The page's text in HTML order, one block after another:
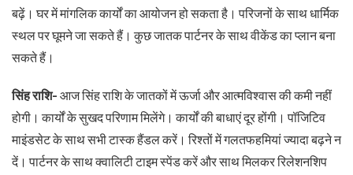
बढ़ें। घर में मांगलिक कार्यों का आयोजन हो सकता है। परिजनों के साथ धार्मिक
स्थल पर घूमने जा सकते हैं। कुछ जातक पार्टनर के साथ वीकेंड का प्लान बना
सकते हैं।
सिंह राशि- आज सिंह राशि के जातकों में ऊर्जा और आत्मविश्वास की कमी नहीं
होगी। कार्यों के सुखद परिणाम मिलेंगे। कार्यों की बाधाएं दूर होंगी। पॉजिटिव
माइंडसेट के साथ सभी टास्क हैंडल करें। रिश्तों में गलतफहमियां ज्यादा बढ़ने न
दें। पार्टनर के साथ क्वालिटी टाइम स्पेंड करें और साथ मिलकर रिलेशनशिप